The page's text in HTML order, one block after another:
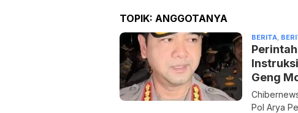
TOPIK: ANGGOTANYA
BERITA,
Geng
Pol Arya